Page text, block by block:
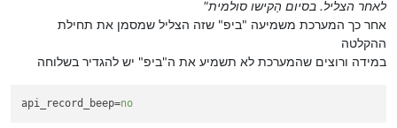
לאחר הצליל. בסיום הַקישו סולמית"
אחר כך המערכת משמיעה "ביפ" שזה הצליל שמסמן את תחילת
ההקלטה
במידה ורוצים שהמערכת לא תשמיע את ה"ביפ" יש להגדיר בשלוחה
api_record_beep=no